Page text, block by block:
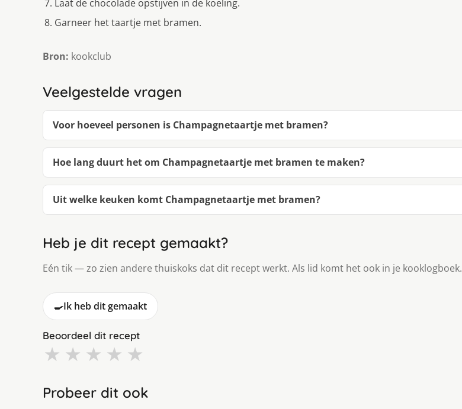
Laat de chocolade opstijven in de koeling.
Garneer het taartje met bramen.
Bron: kookclub
Veelgestelde vragen
Voor hoeveel personen is Champagnetaartje met bramen?
Hoe lang duurt het om Champagnetaartje met bramen te maken?
Uit welke keuken komt Champagnetaartje met bramen?
Heb je dit recept gemaakt?
Eén tik — zo zien andere thuiskoks dat dit recept werkt. Als lid komt het ook in je kooklogboek.
🍳Ik heb dit gemaakt
Beoordeel dit recept
★ ★ ★ ★ ★
Probeer dit ook